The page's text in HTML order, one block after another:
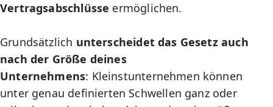
Vertragsabschlüsse ermöglichen.
Grundsätzlich unterscheidet das Gesetz auch
nach der Größe deines
Unternehmens: Kleinstunternehmen können
unter genau definierten Schwellen ganz oder